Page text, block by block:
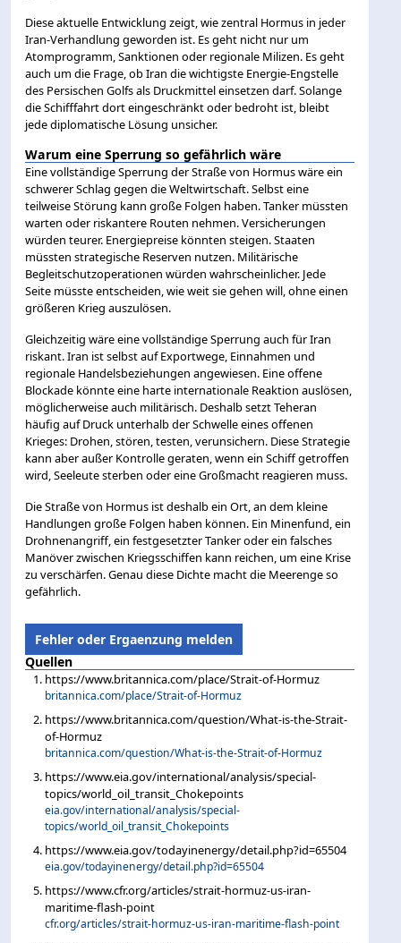
Diese aktuelle Entwicklung zeigt, wie zentral Hormus in jeder
Iran-Verhandlung geworden ist. Es geht nicht nur um
Atomprogramm, Sanktionen oder regionale Milizen. Es geht
auch um die Frage, ob Iran die wichtigste Energie-Engstelle
des Persischen Golfs als Druckmittel einsetzen darf. Solange
die Schifffahrt dort eingeschränkt oder bedroht ist, bleibt
jede diplomatische Lösung unsicher.
Warum eine Sperrung so gefährlich wäre
Eine vollständige Sperrung der Straße von Hormus wäre ein
schwerer Schlag gegen die Weltwirtschaft. Selbst eine
teilweise Störung kann große Folgen haben. Tanker müssten
warten oder riskantere Routen nehmen. Versicherungen
würden teurer. Energiepreise könnten steigen. Staaten
müssten strategische Reserven nutzen. Militärische
Begleitschutzoperationen würden wahrscheinlicher. Jede
Seite müsste entscheiden, wie weit sie gehen will, ohne einen
größeren Krieg auszulösen.
Gleichzeitig wäre eine vollständige Sperrung auch für Iran
riskant. Iran ist selbst auf Exportwege, Einnahmen und
regionale Handelsbeziehungen angewiesen. Eine offene
Blockade könnte eine harte internationale Reaktion auslösen,
möglicherweise auch militärisch. Deshalb setzt Teheran
häufig auf Druck unterhalb der Schwelle eines offenen
Krieges: Drohen, stören, testen, verunsichern. Diese Strategie
kann aber außer Kontrolle geraten, wenn ein Schiff getroffen
wird, Seeleute sterben oder eine Großmacht reagieren muss.
Die Straße von Hormus ist deshalb ein Ort, an dem kleine
Handlungen große Folgen haben können. Ein Minenfund, ein
Drohnenangriff, ein festgesetzter Tanker oder ein falsches
Manöver zwischen Kriegsschiffen kann reichen, um eine Krise
zu verschärfen. Genau diese Dichte macht die Meerenge so
gefährlich.
Fehler oder Ergaenzung melden
Quellen
https://www.britannica.com/place/Strait-of-Hormuz
britannica.com/place/Strait-of-Hormuz
https://www.britannica.com/question/What-is-the-Strait-
of-Hormuz
britannica.com/question/What-is-the-Strait-of-Hormuz
https://www.eia.gov/international/analysis/special-
topics/world_oil_transit_Chokepoints
eia.gov/international/analysis/special-
topics/world_oil_transit_Chokepoints
https://www.eia.gov/todayinenergy/detail.php?id=65504
eia.gov/todayinenergy/detail.php?id=65504
https://www.cfr.org/articles/strait-hormuz-us-iran-
maritime-flash-point
cfr.org/articles/strait-hormuz-us-iran-maritime-flash-point